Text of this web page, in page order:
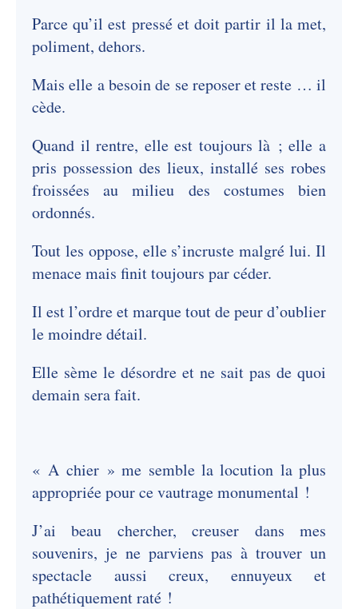
Parce qu’il est pressé et doit partir il la met,
poliment, dehors.
Mais elle a besoin de se reposer et reste … il
cède.
Quand il rentre, elle est toujours là ; elle a
pris possession des lieux, installé ses robes
froissées au milieu des costumes bien
ordonnés.
Tout les oppose, elle s’incruste malgré lui. Il
menace mais finit toujours par céder.
Il est l’ordre et marque tout de peur d’oublier
le moindre détail.
Elle sème le désordre et ne sait pas de quoi
demain sera fait.
« A chier » me semble la locution la plus
appropriée pour ce vautrage monumental !
J’ai beau chercher, creuser dans mes
souvenirs, je ne parviens pas à trouver un
spectacle aussi creux, ennuyeux et
pathétiquement raté !